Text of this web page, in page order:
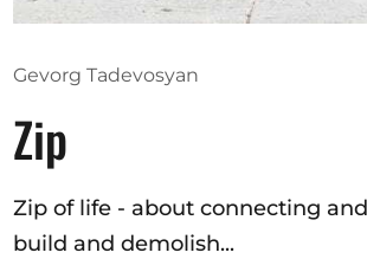
Gevorg Tadevosyan
Zip
Zip of life - about connecting
build and demolish...